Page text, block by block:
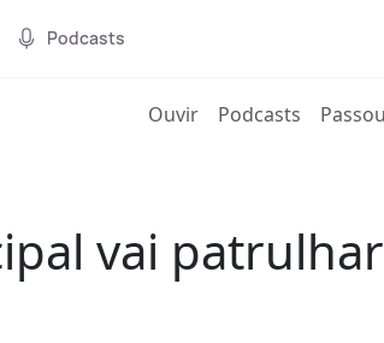
Podcasts
Ouvir(current)
Podcasts Passou
vai